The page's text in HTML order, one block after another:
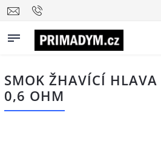
SMOK ŽHAVÍCÍ
0,6 OHM